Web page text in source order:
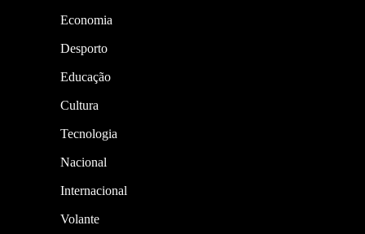
Economia
Desporto
Educação
Cultura
Tecnologia
Nacional
Internacional
Volante